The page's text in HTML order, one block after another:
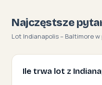
Najczęstsze
Lot Indianapolis – Baltimore w
Ile trwa lot z